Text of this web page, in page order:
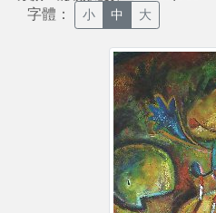
字體： 小 中 大